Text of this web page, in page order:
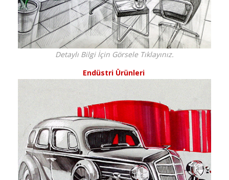
Detaylı Bilgi İçin Görsele Tıklayınız.
Endüstri Ürünleri